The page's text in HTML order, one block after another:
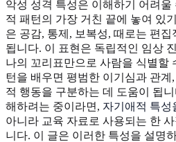
악성 성격 특성은 이해하기 어려울
적 패턴의 가장 거친 끝에 놓여 있
은 공감, 통제, 보복성, 때로는 편
됩니다. 이 표현은 독립적인 임상
나의 꼬리표만으로 사람을 식별할
턴을 배우면 평범한 이기심과 관
적 행동을 구분하는 데 도움이 됩
해하려는 중이라면, 자기애적 특성
아니라 교육 자료로 사용되는 한
니다. 이 글은 이러한 특성을 설명